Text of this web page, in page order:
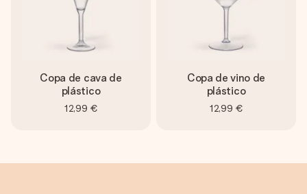
Copa de cava de
plástico
12,99 €
Copa de vino de
plástico
12,99 €